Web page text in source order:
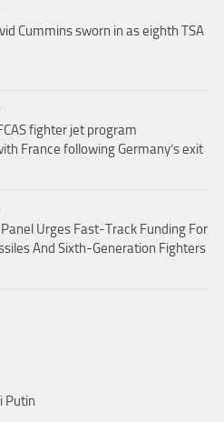
Cummins sworn in as eighth TSA
fighter jet program
France following Germany’s exit
Urges Fast-Track Funding For
And Sixth-Generation Fighters
Putin